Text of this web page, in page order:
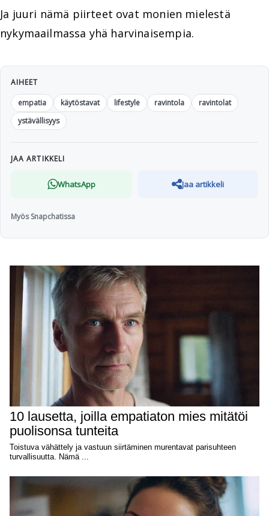
Ja juuri nämä piirteet ovat monien mielestä
nykymaailmassa yhä harvinaisempia.
AIHEET
empatia
käytöstavat lifestyle ravintola
ravintolat
ystävällisyys
JAA ARTIKKELI
WhatsApp Jaa artikkeli
Myös Snapchatissa